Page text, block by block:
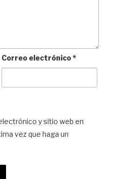
Correo electrónico*
y sitio web en
vez que haga un